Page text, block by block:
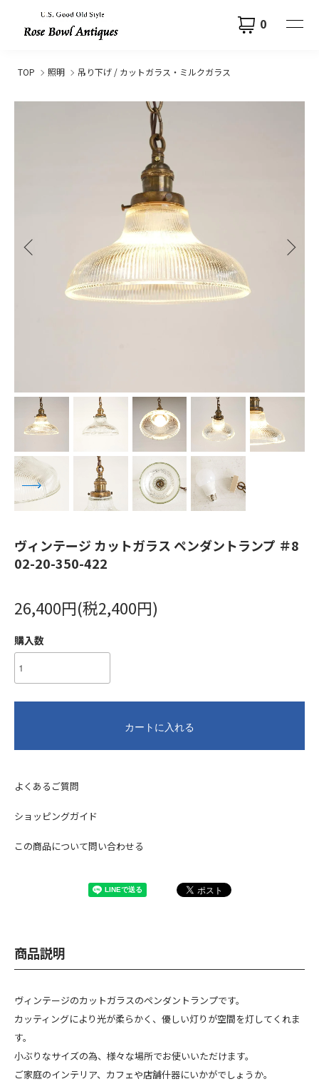
0
TOP 照明 吊り下げ / カットガラス・ミルクガラス
ヴィンテージ カットガラス ペンダントランプ ＃8
02-20-350-422
26,400円(税2,400円)
購入数
カートに入れる
よくあるご質問
ショッピングガイド
この商品について問い合わせる
商品説明
ヴィンテージのカットガラスのペンダントランプです。
カッティングにより光が柔らかく、優しい灯りが空間を灯してくれま
す。
小ぶりなサイズの為、様々な場所でお使いいただけます。
ご家庭のインテリア、カフェや店舗什器にいかがでしょうか。